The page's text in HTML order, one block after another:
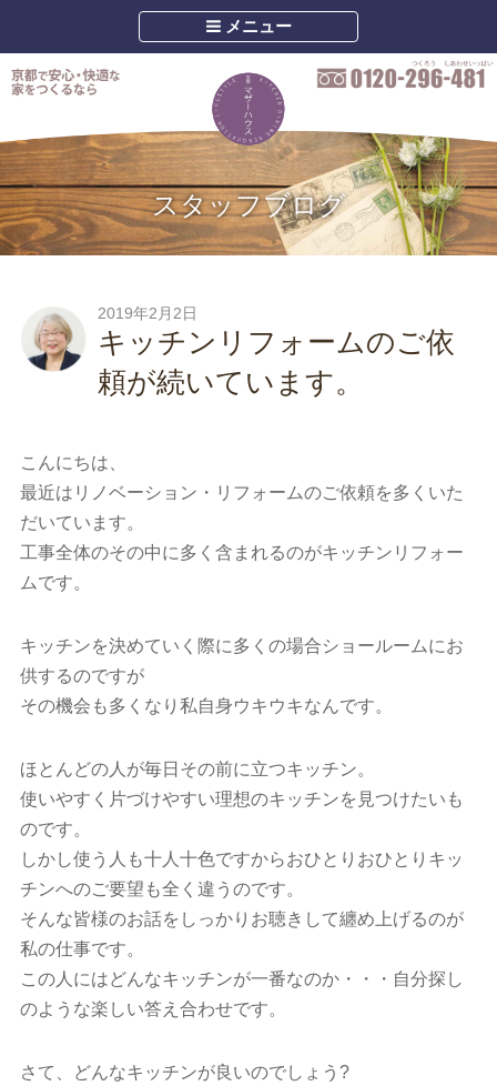
メニュー
スタッフブログ
2019年2月2日
キッチンリフォームのご依
頼が続いています。
こんにちは、
最近はリノベーション・リフォームのご依頼を多くいた
だいています。
工事全体のその中に多く含まれるのがキッチンリフォー
ムです。
キッチンを決めていく際に多くの場合ショールームにお
供するのですが
その機会も多くなり私自身ウキウキなんです。
ほとんどの人が毎日その前に立つキッチン。
使いやすく片づけやすい理想のキッチンを見つけたいも
のです。
しかし使う人も十人十色ですからおひとりおひとりキッ
チンへのご要望も全く違うのです。
そんな皆様のお話をしっかりお聴きして纏め上げるのが
私の仕事です。
この人にはどんなキッチンが一番なのか・・・自分探し
のような楽しい答え合わせです。
さて、どんなキッチンが良いのでしょう?